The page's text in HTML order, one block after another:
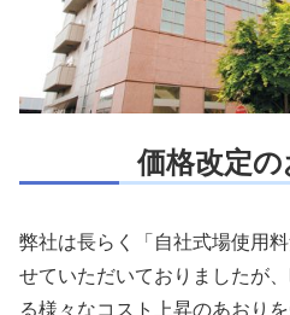
価格改定
弊社は長らく「自社式場使用
せていただいておりましたが
る様々なコスト上昇のあおり